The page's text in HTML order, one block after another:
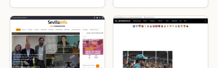
de cultura y deporte.